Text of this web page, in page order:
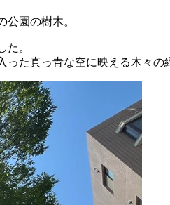
公園の樹木。
。
た真っ青な空に映える木々の